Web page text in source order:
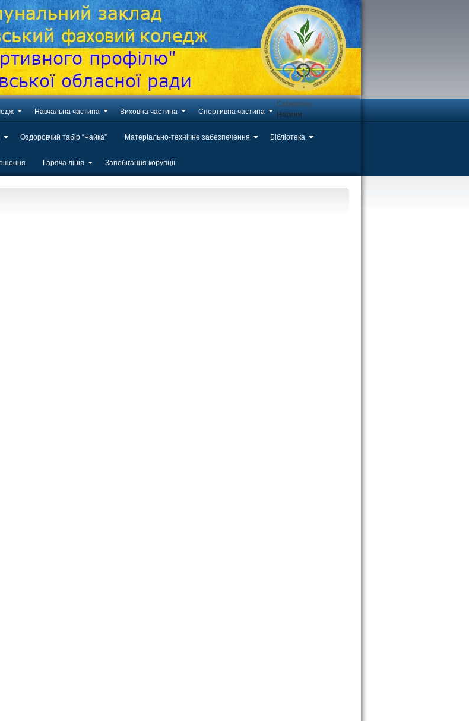
Навчальна частина Виховна частина Спортивна частина
Оздоровчий табір “Чайка” Матеріально-технічне забезпечення Бібліотека
Гаряча лінія Запобігання корупції
Categories
Новини